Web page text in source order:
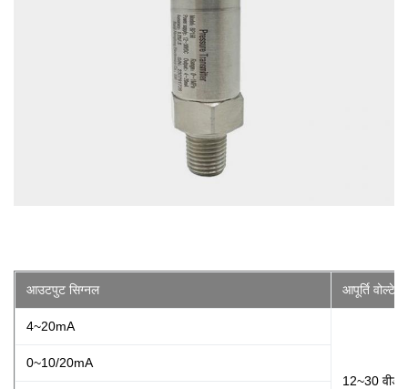
आउटपुट सिग्नल आपूर्ति वोल्टेज
4~20mA
12~30
0~10/20mA